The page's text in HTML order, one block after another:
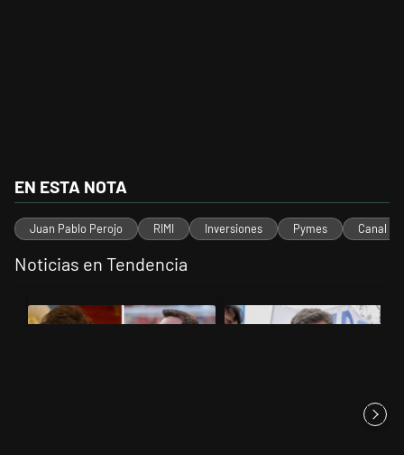
EN ESTA NOTA
Juan Pablo Perojo RIMI Inversiones Pymes Canal E
Noticias en Tendencia
Un artículo de tendencia con el título "Milei despidió a Jorge Messi
Un artículo de tendencia con el